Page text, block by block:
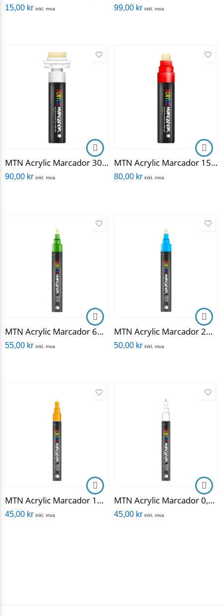
15,00 kr inkl. mva 99,00 kr inkl. mva
MTN Acrylic Marcador 30mm
90,00 kr inkl. mva
MTN Acrylic Marcador 15mm
80,00 kr inkl. mva
MTN Acrylic Marcador 6mm
55,00 kr inkl. mva
MTN Acrylic Marcador 2mm
50,00 kr inkl. mva
MTN Acrylic Marcador 1mm
45,00 kr inkl. mva
MTN Acrylic Marcador 0,5mm
45,00 kr inkl. mva